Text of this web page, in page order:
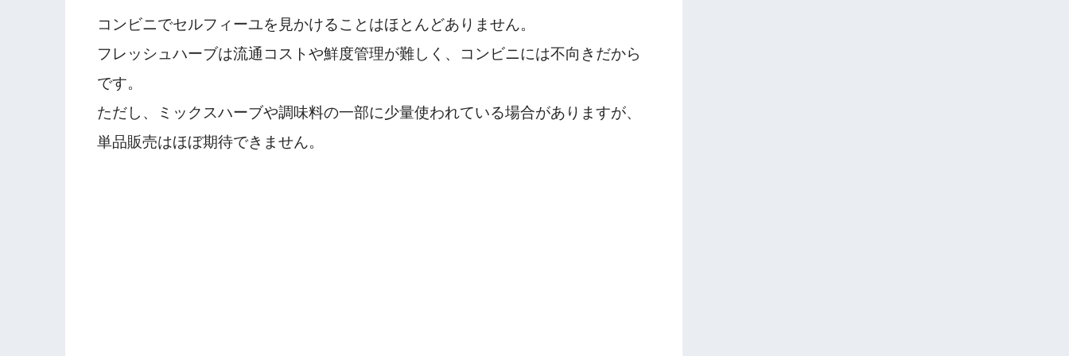
コンビニでセルフィーユを見かけることはほとんどありません。
フレッシュハーブは流通コストや鮮度管理が難しく、コンビニには不向きだから
です。
ただし、ミックスハーブや調味料の一部に少量使われている場合がありますが、
単品販売はほぼ期待できません。